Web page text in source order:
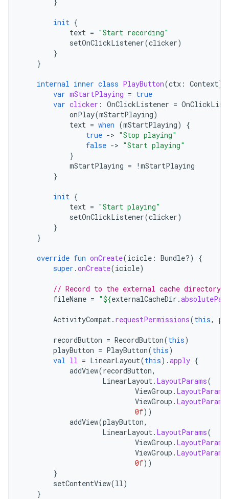
init {
text = "Start recording"
setOnClickListener(clicker)
}
}
internal inner class PlayButton(ctx : Context)
var mStartPlaying = true
var clicker : OnClickListener =
onPlay(mStartPlaying)
text = when (mStartPlaying)
{
true -> "Stop playing"
false -> "Start playing"
}
mStartPlaying = ! mStartPlaying
}
init {
text = "Start playing"
setOnClickListener(clicker)
}
}
override fun onCreate(icicle : Bundle?)
{
super .onCreate(icicle)
// Record to the external cache
fileName = "${externalCacheDir .
ActivityCompat. requestPermissions(this,
recordButton = RecordButton(this)
playButton = PlayButton(this)
val ll = LinearLayout(this).apply {
addView(recordButton,
LinearLayout. LayoutParams(
ViewGroup . LayoutParams
ViewGroup . LayoutParams
0f))
addView(playButton,
LinearLayout. LayoutParams(
ViewGroup . LayoutParams
ViewGroup . LayoutParams
0f))
}
setContentView(ll)
}